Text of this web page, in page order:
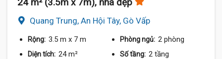
Quang Trung, An Hội Tây, Gò Vấp
Rộng: 3.5 m x 7 m Phòng ngủ: 2 phòng
Diện tích: 24 m² Số tầng: 2 tầng